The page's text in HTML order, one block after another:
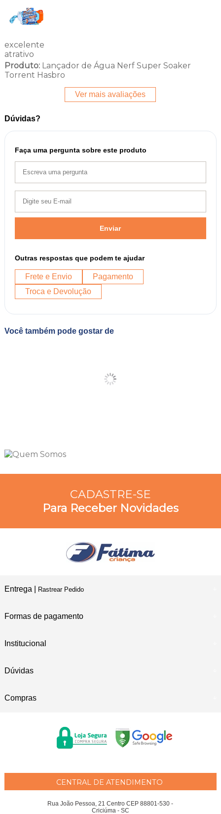
excelente
atrativo
Produto:Lançador de Água Nerf Super Soaker
Torrent Hasbro
Ver mais avaliações
Dúvidas?
Faça uma pergunta sobre este produto
Enviar
Outras respostas que podem te ajudar
Frete e Envio
Pagamento
Troca e Devolução
Você também pode gostar de
CADASTRE-SE
Para Receber Novidades
Entrega | Rastrear Pedido
Formas de pagamento
Institucional
Dúvidas
Compras
CENTRAL DE ATENDIMENTO
Rua João Pessoa, 21 Centro CEP 88801-530 -
Criciúma - SC